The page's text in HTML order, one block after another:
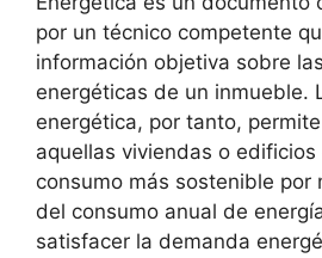
por un técnico competente
información objetiva sobre
energéticas de un inmueble.
energética, por tanto,
aquellas viviendas o
consumo más sostenible por
del consumo anual de
satisfacer la demanda